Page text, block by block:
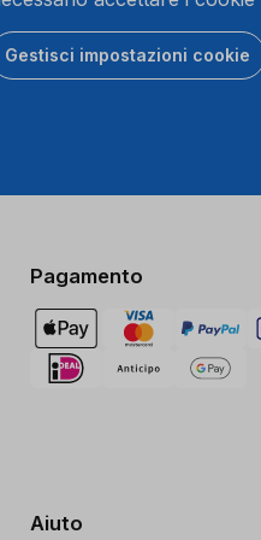
Gestisci impostazioni cookie
Pagamento
Aiuto